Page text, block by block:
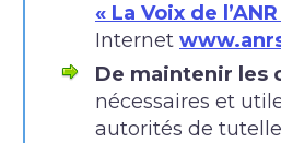
« La Voix de l’ANR
Internet
De maintenir les
nécessaires et
autorités de